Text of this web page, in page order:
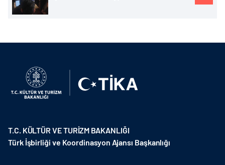
T.C. KÜLTÜR VE TURİZM BAKANLIĞI
Türk İşbirliği ve Koordinasyon Ajansı Başkanlığı